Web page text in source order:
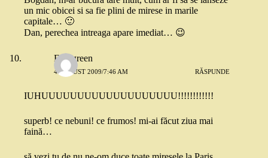
un mic obicei si sa fie plini de mirese in marile
capitale… 🙂
Dan, perechea intreaga apare imediat… 😉
Evergreen
4 AUGUST 2009/7:46 AM RĂSPUNDE
IUHUUUUUUUUUUUUUUUUUUU!!!!!!!!!!!!
superb! ce nebuni! ce frumos! mi-ai făcut ziua mai
faină…